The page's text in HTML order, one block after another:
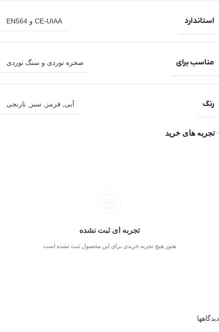
استاندارد CE-UIAA و EN564
مناسب برای صخره نوردی و سنگ نوردی
رنگ آبی قرمز سبز نارنجی
تجربه های خرید
تجربه ای ثبت نشده
هنوز هیچ تجربه خریدی برای این محصول ثبت نشده است
دیدگاهها